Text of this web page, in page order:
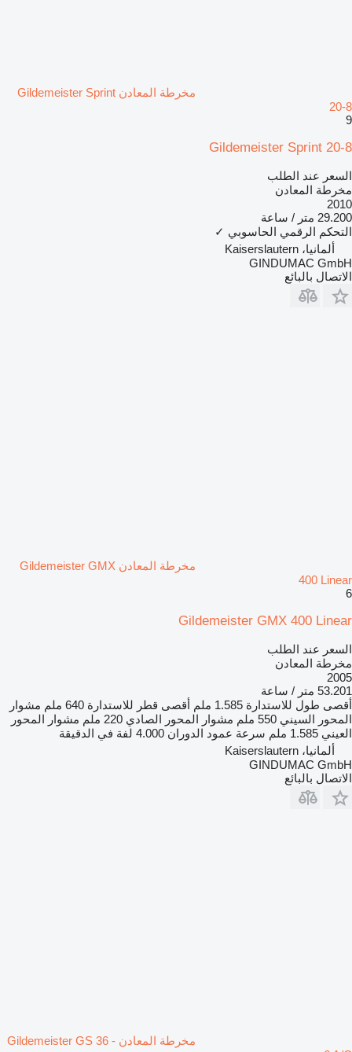
مخرطة المعادن Gildemeister Sprint
20-8
9
Gildemeister Sprint 20-8
السعر عند الطلب
مخرطة المعادن
2010
29.200 متر / ساعة
التحكم الرقمي الحاسوبي ✓
ألمانيا، Kaiserslautern
GINDUMAC GmbH
الاتصال بالبائع
مخرطة المعادن Gildemeister GMX
400 Linear
6
Gildemeister GMX 400 Linear
السعر عند الطلب
مخرطة المعادن
2005
53.201 متر / ساعة
أقصى طول للاستدارة 1.585 ملم أقصى قطر للاستدارة 640 ملم
مشوار
المحور السيني 550 ملم مشوار المحور الصادي 220 ملم
مشوار المحور
العيني 1.585 ملم سرعة عمود الدوران 4.000 لفة في الدقيقة
ألمانيا، Kaiserslautern
GINDUMAC GmbH
الاتصال بالبائع
مخرطة المعادن Gildemeister GS 36 -